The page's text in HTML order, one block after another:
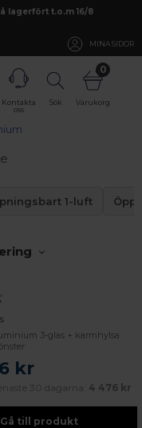
lagerfört t.o.m 16/8
MINA SIDOR
Kontakta
oss
Sök
0
Varukorg
1-luft
3-glas + karmhylsa
kr
30 dagarna: 4 476 kr
Gå till produkt